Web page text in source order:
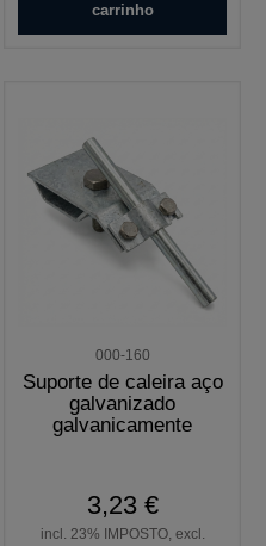
carrinho
000-160
Suporte de caleira aço
galvanizado
galvanicamente
3,23 €
incl. 23% IMPOSTO, excl.